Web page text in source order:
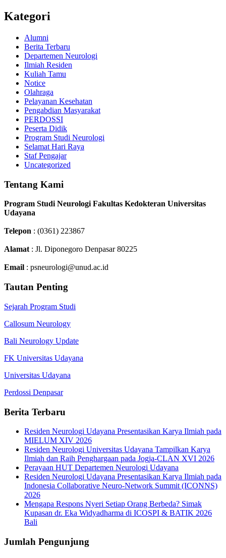
Kategori
Alumni
Berita Terbaru
Departemen Neurologi
Ilmiah Residen
Kuliah Tamu
Notice
Olahraga
Pelayanan Kesehatan
Pengabdian Masyarakat
PERDOSSI
Peserta Didik
Program Studi Neurologi
Selamat Hari Raya
Staf Pengajar
Uncategorized
Tentang Kami
Program Studi Neurologi Fakultas Kedokteran Universitas
Udayana
Telepon : (0361) 223867
Alamat : Jl. Diponegoro Denpasar 80225
Email : psneurologi@unud.ac.id
Tautan Penting
Sejarah Program Studi
Callosum Neurology
Bali Neurology Update
FK Universitas Udayana
Universitas Udayana
Perdossi Denpasar
Berita Terbaru
Residen Neurologi Udayana Presentasikan Karya Ilmiah pada
MIELUM XIV 2026
Residen Neurologi Universitas Udayana Tampilkan Karya
Ilmiah dan Raih Penghargaan pada Jogja-CLAN XVI 2026
Perayaan HUT Departemen Neurologi Udayana
Residen Neurologi Udayana Presentasikan Karya Ilmiah pada
Indonesia Collaborative Neuro-Network Summit (ICONNS)
2026
Mengapa Respons Nyeri Setiap Orang Berbeda? Simak
Kupasan dr. Eka Widyadharma di ICOSPI & BATIK 2026
Bali
Jumlah Pengunjung